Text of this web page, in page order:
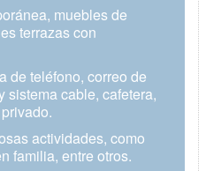
muebles de
terrazas con
de teléfono, correo de
sistema cable, cafetera,
actividades, como
familia, entre otros.